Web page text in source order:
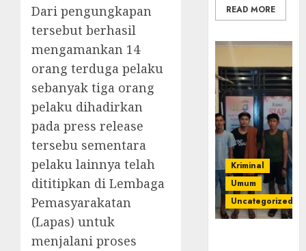
Dari pengungkapan
tersebut berhasil
mengamankan 14
orang terduga pelaku
sebanyak tiga orang
pelaku dihadirkan
pada press release
tersebu sementara
pelaku lainnya telah
dititipkan di Lembaga
Pemasyarakatan
(Lapas) untuk
menjalani proses
READ MORE
Kriminal
Umum
Uncategorized